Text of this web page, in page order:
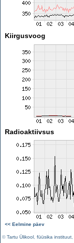
Kiirgusvoog
Radioaktiivsus
<< Eelmine päev
©Tartu Ülikool füüsika instituut